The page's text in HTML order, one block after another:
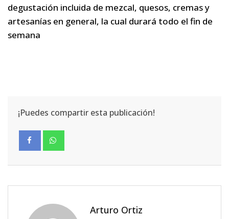
degustación incluida de mezcal, quesos, cremas y
artesanías en general, la cual durará todo el fin de
semana
¡Puedes compartir esta publicación!
Arturo Ortiz